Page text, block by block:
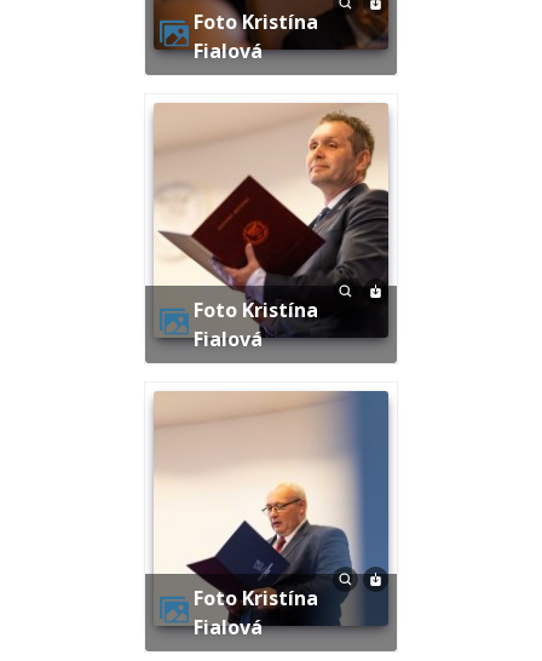
Foto Kristína
Fialová
Foto Kristína
Fialová
Foto Kristína
Fialová